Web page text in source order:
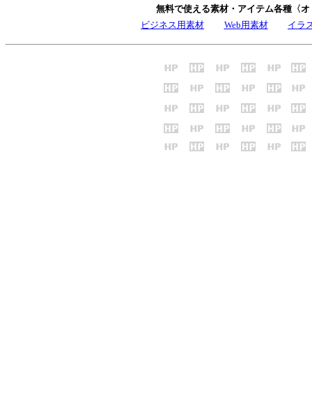
無料で使える素材・アイテム各種〈
ビジネス用素材
Web用素材 イラ